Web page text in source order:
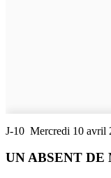
J-10 Mercredi 10 avril
UN ABSENT DE